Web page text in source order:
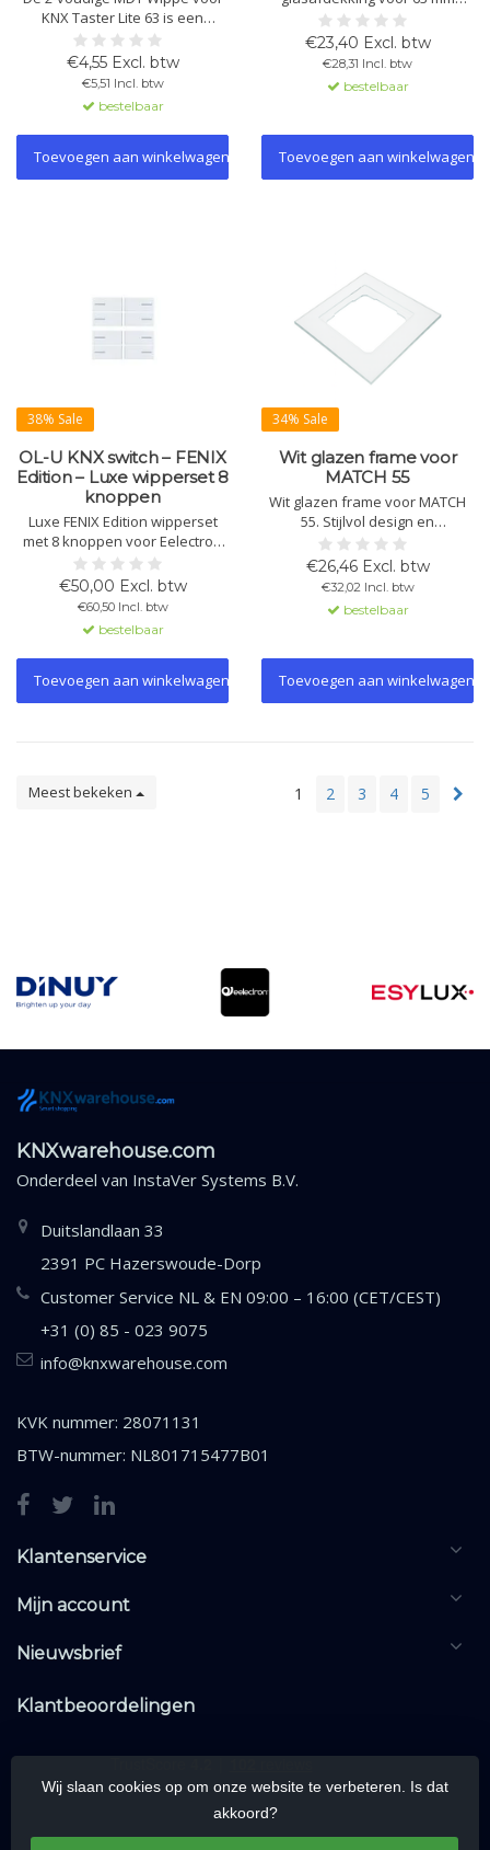
KNX Taster Lite 63 is een
vervangingsproduct, ideaal
voor functiewijzigingen.
Verkrijgbaar in studiowit, met
neutrale, pijl- of I/O-symbolen
voor flexibele toepassingen.
€4,55 Excl. btw
€5,51 Incl. btw
bestelbaar
Toevoegen aan winkelwagen
schakelprogramma's. Geschikt
voor MDT Sortiment 63 en
Busch-Jaeger future linear, solo,
carat, axcent. Verkrijgbaar in wit
of zwart met zwart frame.
€23,40 Excl. btw
€28,31 Incl. btw
bestelbaar
Toevoegen aan winkelwagen
38% Sale
OL-U KNX switch – FENIX
Edition – Luxe wipperset 8
knoppen
Luxe FENIX Edition wipperset
met 8 knoppen voor Eelectron
OL-U KNX tastsensor-hardware
zoals SO08A01KNX. Uitgevoerd
in supermat, krasbestendig
FENIX NTM® of Raw Plastic, met
soft-touch gevoel en snelle
klikmontage.
€50,00 Excl. btw
€60,50 Incl. btw
bestelbaar
Toevoegen aan winkelwagen
34% Sale
Wit glazen frame voor
MATCH 55
Wit glazen frame voor MATCH
55. Stijlvol design en
hoogwaardige afwerking voor
KNX-drukknoppen.
€26,46 Excl. btw
€32,02 Incl. btw
bestelbaar
Toevoegen aan winkelwagen
Meest bekeken 1 2 3 4 5
KNXwarehouse.com
Onderdeel van InstaVer Systems B.V.
Duitslandlaan 33
2391 PC Hazerswoude-Dorp
Customer Service NL & EN 09:00 – 16:00 (CET/CEST)
+31 (0) 85 - 023 9075
info@knxwarehouse.com
KVK nummer: 28071131
BTW-nummer: NL801715477B01
Klantenservice
Mijn account
Nieuwsbrief
Klantbeoordelingen
Wij slaan cookies op om onze website te verbeteren. Is dat
akkoord?